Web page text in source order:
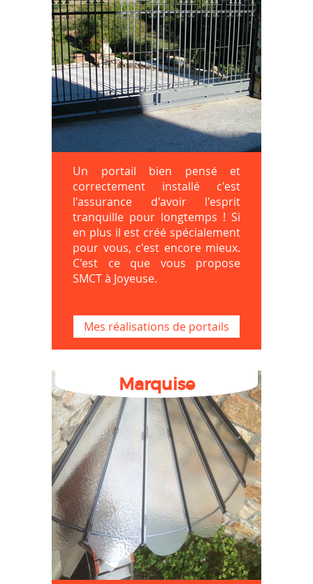
Un portail bien pensé et
correctement installé c'est
l'assurance d'avoir l'esprit
tranquille pour longtemps ! Si
en plus il est créé spécialement
pour vous, c'est encore mieux.
C'est ce que vous propose
SMCT à Joyeuse.
Mes réalisations de portails
Marquise